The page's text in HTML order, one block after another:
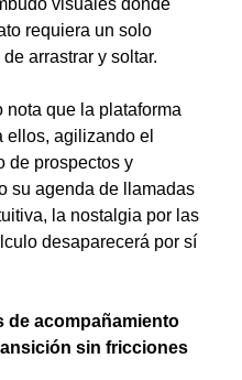
visuales donde
requiera un solo
arrastrar y soltar.
nota que la plataforma
ellos, agilizando el
de prospectos y
su agenda de llamadas
la nostalgia por las
desaparecerá por sí
de acompañamiento
sin fricciones